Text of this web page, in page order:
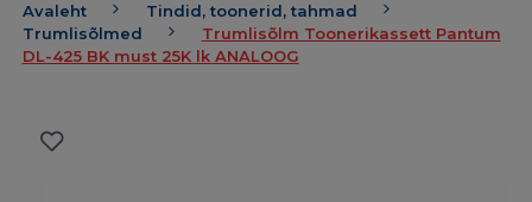
Avaleht
Tindid, toonerid, tahmad
Trumlisõlmed
Trumlisõlm Toonerikassett Pantum
DL-425 BK must 25K lk ANALOOG